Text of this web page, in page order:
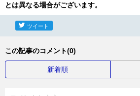
とは異なる場合がございます。
ツイート
この記事のコメント(0)
新着順